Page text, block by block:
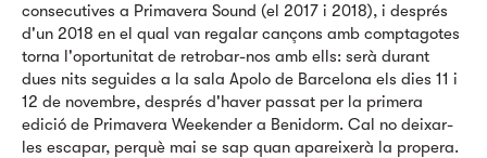
consecutives a Primavera Sound (el 2017 i 2018), i després
d'un 2018 en el qual van regalar cançons amb comptagotes
torna l'oportunitat de retrobar-nos amb ells: serà durant
dues nits seguides a la sala Apolo de Barcelona els dies 11 i
12 de novembre, després d'haver passat per la primera
edició de Primavera Weekender a Benidorm. Cal no deixar-
les escapar, perquè mai se sap quan apareixerà la propera.